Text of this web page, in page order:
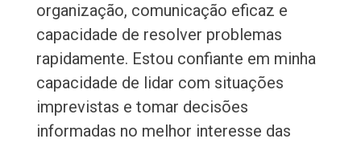
organização, comunicação eficaz e
capacidade de resolver problemas
rapidamente. Estou confiante em minha
capacidade de lidar com situações
imprevistas e tomar decisões
informadas no melhor interesse das